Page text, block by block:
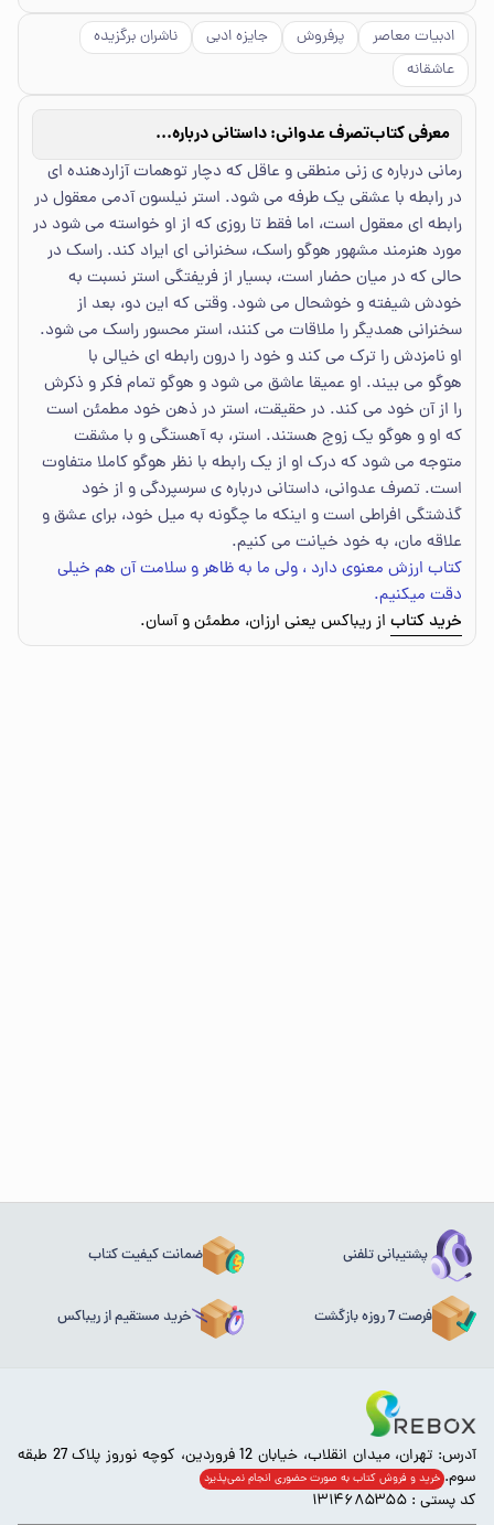
ادبیات معاصر پرفروش جایزه ادبی
ناشران برگزیده
عاشقانه
معرفی کتاب تصرف عدوانی: داستانی درباره‌ی عشق
رمانی درباره ی زنی منطقی و عاقل که دچار توهمات آزاردهنده ای
در رابطه با عشقی یک طرفه می شود. استر نیلسون آدمی معقول در
رابطه ای معقول است، اما فقط تا روزی که از او خواسته می شود در
مورد هنرمند مشهور هوگو راسک، سخنرانی ای ایراد کند. راسک در
حالی که در میان حضار است، بسیار از فریفتگی استر نسبت به
خودش شیفته و خوشحال می شود. وقتی که این دو، بعد از
سخنرانی همدیگر را ملاقات می کنند، استر محسور راسک می شود.
او نامزدش را ترک می کند و خود را درون رابطه ای خیالی با
هوگو می بیند. او عمیقا عاشق می شود و هوگو تمام فکر و ذکرش
را از آن خود می کند. در حقیقت، استر در ذهن خود مطمئن است
که او و هوگو یک زوج هستند. استر، به آهستگی و با مشقت
متوجه می شود که درک او از یک رابطه با نظر هوگو کاملا متفاوت
است. تصرف عدوانی، داستانی درباره ی سرسپردگی و از خود
گذشتگی افراطی است و اینکه ما چگونه به میل خود، برای عشق و
علاقه مان، به خود خیانت می کنیم.
کتاب ارزش معنوی دارد ، ولی ما به ظاهر و سلامت آن هم خیلی
دقت میکنیم.
خرید کتاب از ریباکس یعنی ارزان، مطمئن و آسان.
پشتیبانی تلفنی ضمانت کیفیت کتاب
فرصت 7 روزه بازگشت خرید مستقیم از ریباکس
آدرس: تهران، میدان انقلاب، خیابان 12 فروردین، کوچه نوروز پلاک 27 طبقه
سوم. خرید و فروش کتاب به صورت حضوری انجام‌ نمی‌پذیرد
کد پستی : ۱۳۱۴۶۸۵۳۵۵